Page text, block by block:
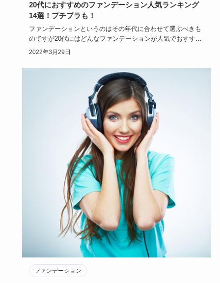
20代におすすめのファンデーション人気ランキング
14選！プチプラも！
ファンデーションというのはその年代に合わせて選ぶべきも
のですが20代にはどんなファンデーションが人気でおすすめ
なのでしょう…
2022年3月29日
ファンデーション